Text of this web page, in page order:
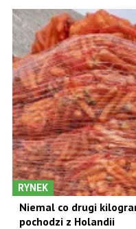
RYNEK
Niemal co drugi
pochodzi z Holandii